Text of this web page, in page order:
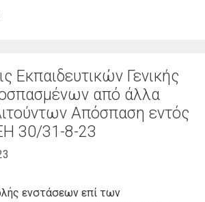
Εκπαιδευτικών Γενικής
από άλλα
Απόσπαση εντός
30/31-8-23
ενστάσεων επί των